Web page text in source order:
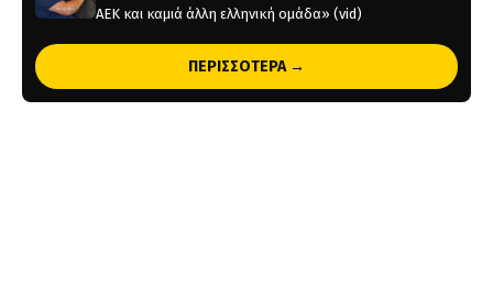
ΑΕΚ και καμιά άλλη ελληνική ομάδα» (vid)
ΠΕΡΙΣΣΟΤΕΡΑ →